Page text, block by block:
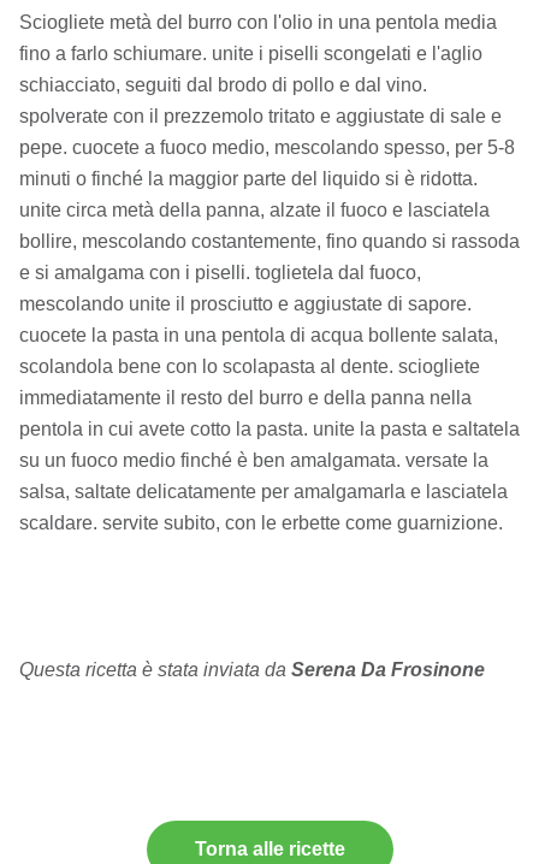
Sciogliete metà del burro con l'olio in una pentola media
fino a farlo schiumare. unite i piselli scongelati e l'aglio
schiacciato, seguiti dal brodo di pollo e dal vino.
spolverate con il prezzemolo tritato e aggiustate di sale e
pepe. cuocete a fuoco medio, mescolando spesso, per 5-8
minuti o finché la maggior parte del liquido si è ridotta.
unite circa metà della panna, alzate il fuoco e lasciatela
bollire, mescolando costantemente, fino quando si rassoda
e si amalgama con i piselli. toglietela dal fuoco,
mescolando unite il prosciutto e aggiustate di sapore.
cuocete la pasta in una pentola di acqua bollente salata,
scolandola bene con lo scolapasta al dente. sciogliete
immediatamente il resto del burro e della panna nella
pentola in cui avete cotto la pasta. unite la pasta e saltatela
su un fuoco medio finché è ben amalgamata. versate la
salsa, saltate delicatamente per amalgamarla e lasciatela
scaldare. servite subito, con le erbette come guarnizione.
Questa ricetta è stata inviata da Serena Da Frosinone
Torna alle ricette